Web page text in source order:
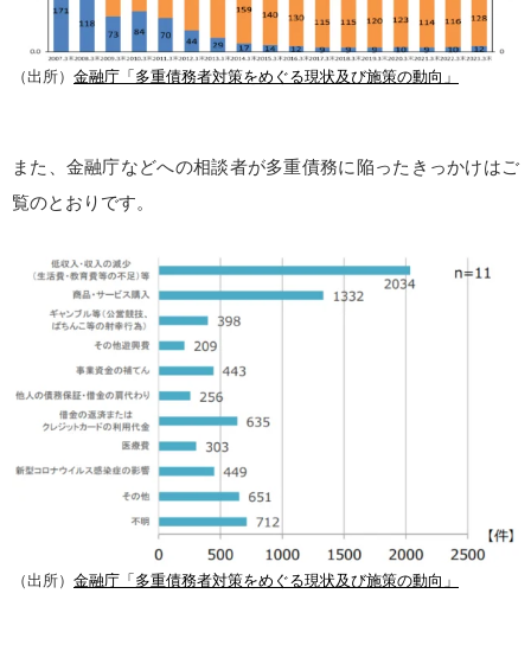
（出所） 金融庁「多重債務者対策をめぐる現状及び施策の動向」
また、金融庁などへの相談者が多重債務に陥ったきっかけはご
覧のとおりです。
（出所） 金融庁「多重債務者対策をめぐる現状及び施策の動向」